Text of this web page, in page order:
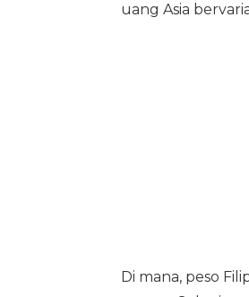
uang Asia
Di mana, peso